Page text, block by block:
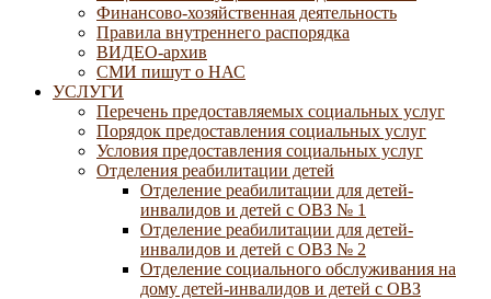
Финансово-хозяйственная деятельность
Правила внутреннего распорядка
ВИДЕО-архив
СМИ пишут о НАС
УСЛУГИ
Перечень предоставляемых социальных услуг
Порядок предоставления социальных услуг
Условия предоставления социальных услуг
Отделения реабилитации детей
Отделение реабилитации для детей-
инвалидов и детей с ОВЗ № 1
Отделение реабилитации для детей-
инвалидов и детей с ОВЗ № 2
Отделение социального обслуживания на
дому детей-инвалидов и детей с ОВЗ